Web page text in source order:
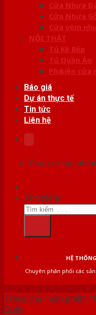
Cửa Nhựa
Cửa Nhựa
Cửa vòm
NỘI THẤT
Tủ Kệ Bếp
Tủ Quần Áo
Phụ kiện cửa
Báo giá
Dự án thực tế
Tin tức
Liên hệ
Chưa có sản
Tìm kiếm:
HỆ
Chuyên phân phối các
Trang chủ /Sản phẩm /
Quốc